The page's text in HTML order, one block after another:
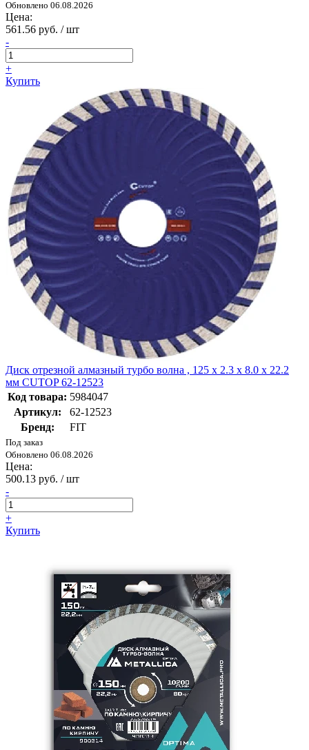
Обновлено 06.08.2026
Цена:
561.56 руб. / шт
-
+
Купить
Диск отрезной алмазный турбо волна , 125 x 2.3 x 8.0 x 22.2
мм CUTOP 62-12523
Код товара: 5984047
Артикул:
62-12523
Бренд:
FIT
Под заказ
Обновлено 06.08.2026
Цена:
500.13 руб. / шт
-
+
Купить